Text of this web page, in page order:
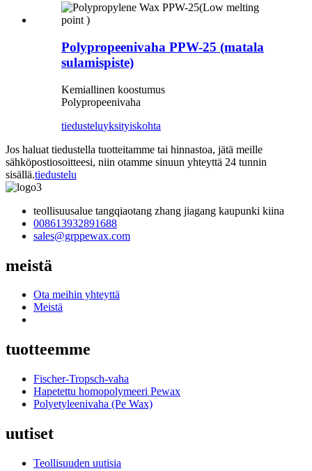
Polypropeenivaha PPW-25 (matala
sulamispiste)
Kemiallinen koostumus
Polypropeenivaha
tiedusteluyksityiskohta
Jos haluat tiedustella tuotteitamme tai hinnastoa, jätä meille
sähköpostiosoitteesi, niin otamme sinuun yhteyttä 24 tunnin
sisällä.tiedustelu
teollisuusalue tangqiaotang zhang jiagang kaupunki kiina
008613932891688
sales@grppewax.com
meistä
Ota meihin yhteyttä
Meistä
tuotteemme
Fischer-Tropsch-vaha
Hapetettu homopolymeeri Pewax
Polyetyleenivaha (Pe Wax)
uutiset
Teollisuuden uutisia